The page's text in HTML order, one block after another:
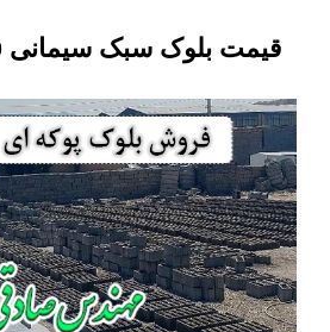
قیمت بلوک سبک سیمانی 10 در 20 در 40